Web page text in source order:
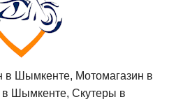
ni
ki
в Шымкенте, Мотомагазин в
Шымкенте, Скутеры в